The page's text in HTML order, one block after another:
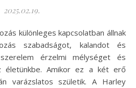
2025.02.19.
szabadságot, kalandot és
érzelmi mélységet és
életünkbe. Amikor ez a két erő
varázslatos születik. A Harley